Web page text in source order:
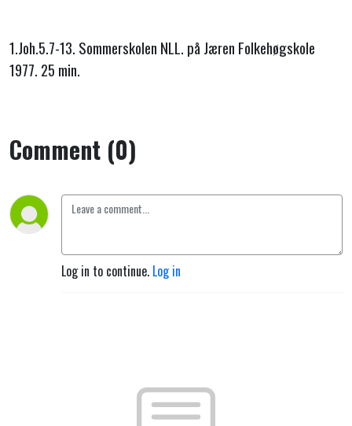
1.Joh.5.7-13. Sommerskolen NLL. på Jæren Folkehøgskole
1977. 25 min.
Comment (0)
Log in to continue. Log in